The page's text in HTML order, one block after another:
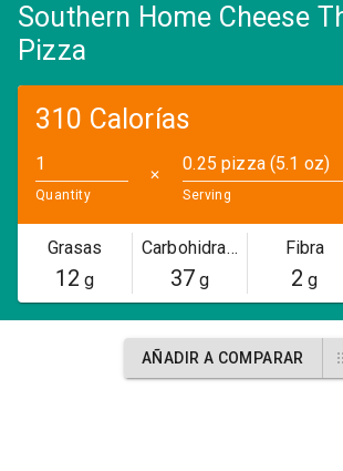
Southern Home Cheese
Pizza
310 Calorías
Quantity
✕
0.25 pizza (5.1 oz)
Serving
Grasas
12 g
Carbohidratos
37g
Fibra
2 g
AÑADIR A COMPARAR